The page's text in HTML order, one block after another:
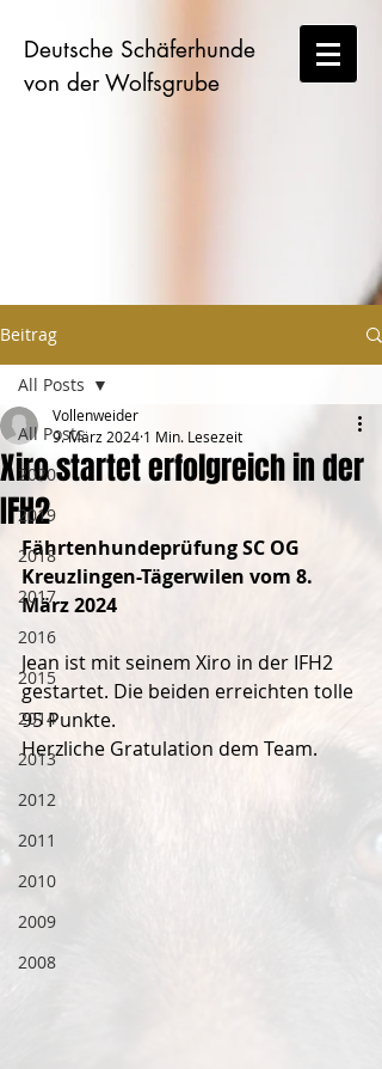
Deutsche Schäferhunde
von der Wolfsgrube
Beitrag
All Posts
2020
2019
2018
2017
2016
2015
2014
2013
2012
2011
2010
2009
2008
All Posts
Xiro startet erfolgreich in der
IFH2
Vollenweider
9. März 2024 1 Min. Lesezeit
Fährtenhundeprüfung SC OG
Kreuzlingen-Tägerwilen vom 8.
März 2024
Jean ist mit seinem Xiro in der IFH2
gestartet. Die beiden erreichten tolle
95 Punkte.
Herzliche Gratulation dem Team.